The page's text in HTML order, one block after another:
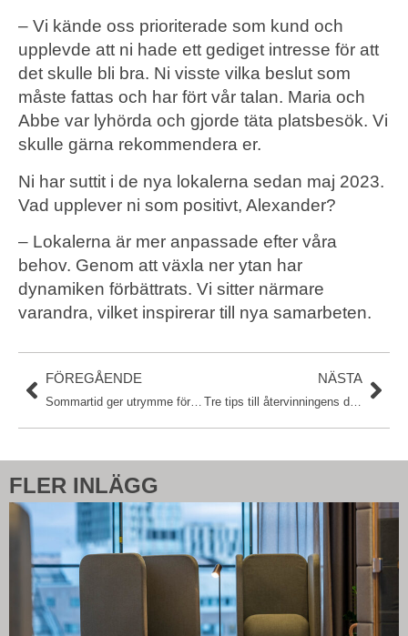
– Vi kände oss prioriterade som kund och
upplevde att ni hade ett gediget intresse för att
det skulle bli bra. Ni visste vilka beslut som
måste fattas och har fört vår talan. Maria och
Abbe var lyhörda och gjorde täta platsbesök. Vi
skulle gärna rekommendera er.
Ni har suttit i de nya lokalerna sedan maj 2023.
Vad upplever ni som positivt, Alexander?
– Lokalerna är mer anpassade efter våra
behov. Genom att växla ner ytan har
dynamiken förbättrats. Vi sitter närmare
varandra, vilket inspirerar till nya samarbeten.
FÖREGÅENDE NÄSTA
FLER INLÄGG